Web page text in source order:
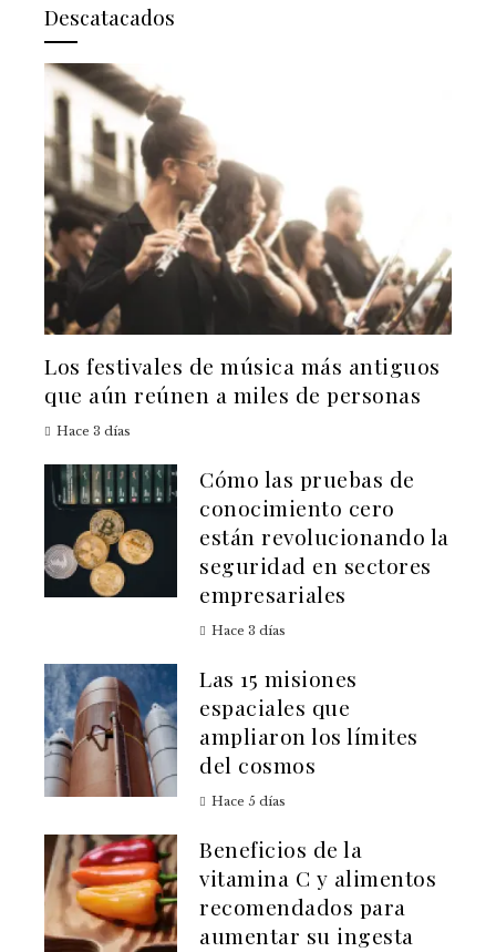
Descatacados
Los festivales de música más antiguos
que aún reúnen a miles de personas
Hace 3 días
Cómo las pruebas de
conocimiento cero
están revolucionando la
seguridad en sectores
empresariales
Hace 3 días
Las 15 misiones
espaciales que
ampliaron los límites
del cosmos
Hace 5 días
Beneficios de la
vitamina C y alimentos
recomendados para
aumentar su ingesta